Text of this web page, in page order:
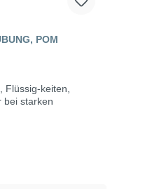
POM
Flüssig-keiten,
bei starken